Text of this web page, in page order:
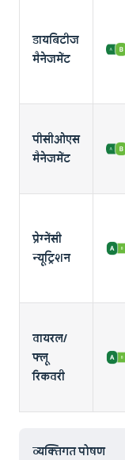
डायबिटीज
मैनेजमेंट
पीसीओएस
मैनेजमेंट
प्रेग्नेंसी
न्यूट्रिशन
वायरल/
फ्लू
रिकवरी
व्यक्तिगत पोषण